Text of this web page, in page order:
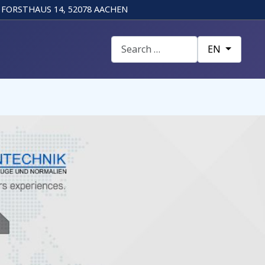
14, 52078 AACHEN
Search Select your
EN